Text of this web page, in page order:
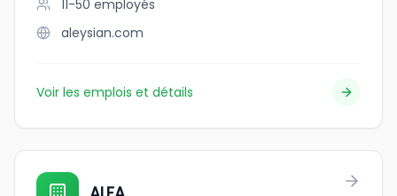
11-50 employés
aleysian.com
Voir les emplois et détails